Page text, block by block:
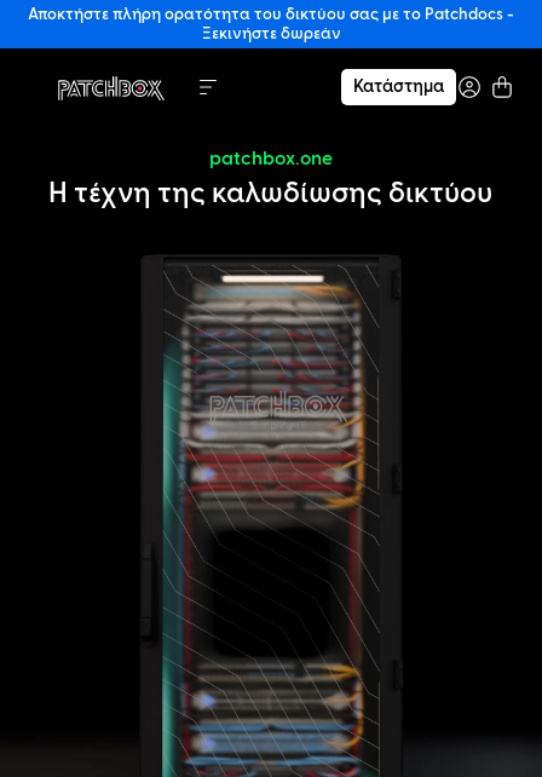
Αποκτήστε πλήρη ορατότητα του δικτύου σας με το Patchdocs -
Ξεκινήστε δωρεάν
Κατάστημα
patchbox.one
Η τέχνη της καλωδίωσης δικτύου